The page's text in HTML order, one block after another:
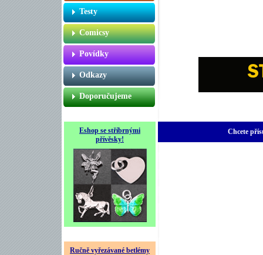
Testy
Comicsy
Povídky
Odkazy
Doporučujeme
Eshop se stříbrnými
přívěsky!
Ručně vyřezávané betlémy
Chcete